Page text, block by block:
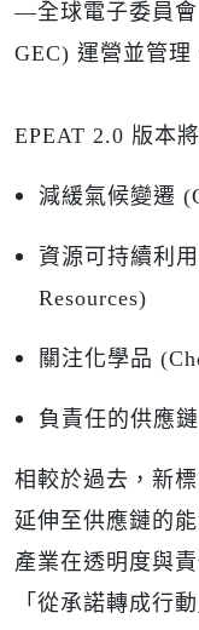
—全球電子委員
GEC) 運營並管理
EPEAT 2.0 版本
減緩氣候變遷 (
資源可持續利
Resources)
關注化學品
負責任的供應
相較於過去，新
延伸至供應鏈的
產業在透明度與
「從承諾轉成行